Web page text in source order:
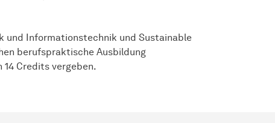
und Informationstechnik und Sustainable
berufspraktische Ausbildung
Credits vergeben.